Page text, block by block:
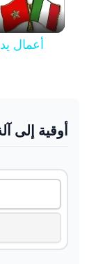
أعمال
أوقية إلى